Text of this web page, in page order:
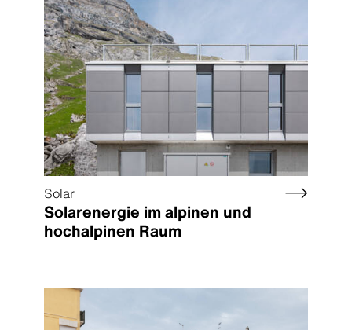
Solar
Solarenergie im alpinen und
hochalpinen Raum